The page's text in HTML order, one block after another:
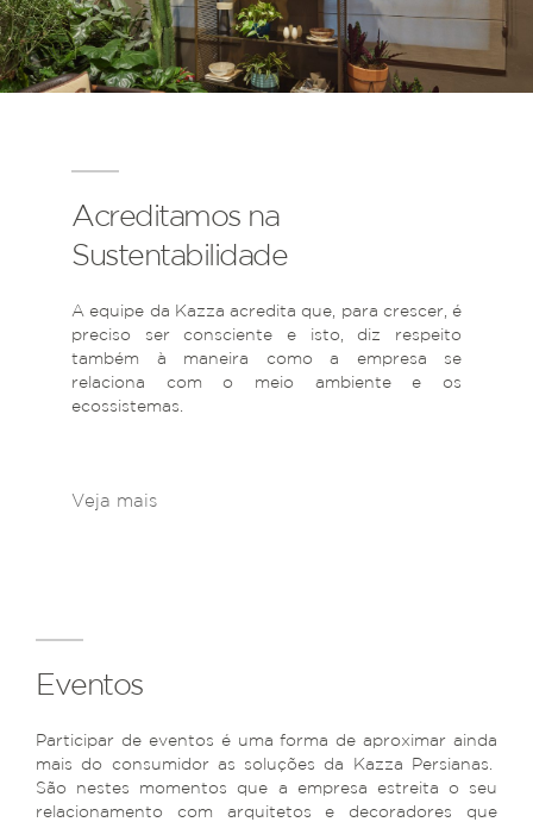
Acreditamos na
Sustentabilidade
A equipe da Kazza acredita que, para crescer, é
preciso ser consciente e isto, diz respeito
também à maneira como a empresa se
relaciona com o meio ambiente e os
ecossistemas.
Veja mais
Eventos
Participar de eventos é uma forma de aproximar ainda
mais do consumidor as soluções da Kazza Persianas.
São nestes momentos que a empresa estreita o seu
relacionamento com arquitetos e decoradores que